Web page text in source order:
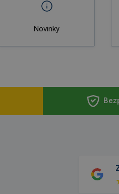
Novinky